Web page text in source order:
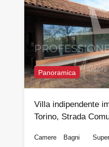
Panoramica
Villa indipendente
Torino, Strada
Camere Bagni